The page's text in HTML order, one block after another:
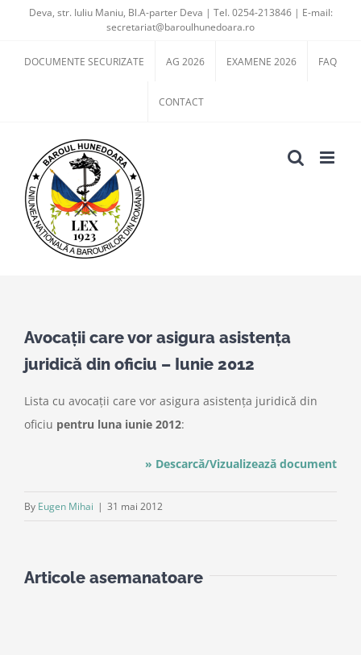
content
Deva, str. Iuliu Maniu, Bl.A-parter Deva | Tel. 0254-213846 | E-mail:
secretariat@baroulhunedoara.ro
DOCUMENTE SECURIZATE AG 2026 EXAMENE 2026 FAQ
CONTACT
Larger
Image
Avocaţii care vor asigura asistenţa
juridică din oficiu – Iunie 2012
Lista cu avocaţii care vor asigura asistenţa juridică din
oficiu pentru luna iunie 2012:
» Descarcă/Vizualizează document
By Eugen Mihai | 31 mai 2012
Articole asemanatoare